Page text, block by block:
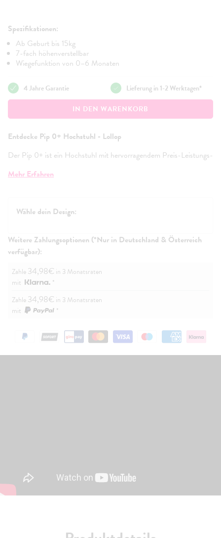
Spezifikationen:
Ab Geburt bis 15kg
7-fach höhenverstellbar
Wiegefunktion von 0–6 Monaten
4 Jahre Garantie Lieferung in 1-2 Werktagen*
IN DEN WARENKORB
Entdecke Pip 0+ Hochstuhl - Lollop
Der Pip 0+ ist ein Hochstuhl mit hervorragendem Preis-Leistungs-
Höhenverstellung und zwei abwischbaren, spülmaschinenfesten
Abnehmbares, waschbares Doppeltablett
5-Punkt-Gurt
Bedienungsanleitung
Mehr Erfahren
Wähle dein Design:
Weitere Zahlungsoptionen (*Nur in Deutschland & Österreich
verfügbar):
Zahle34,98€ in 3 Monatsraten
mit
*
Zahle34,98€ in 3 Monatsraten
mit
*